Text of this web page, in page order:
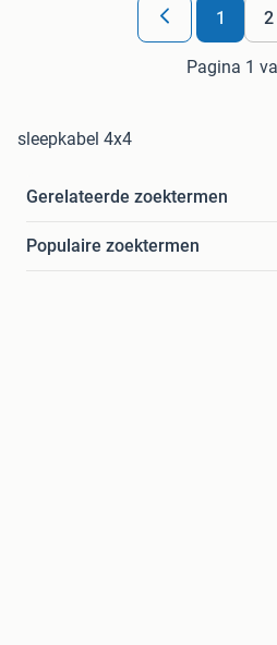
1 2
Pagina 1
sleepkabel 4x4
Gerelateerde zoektermen
Populaire zoektermen